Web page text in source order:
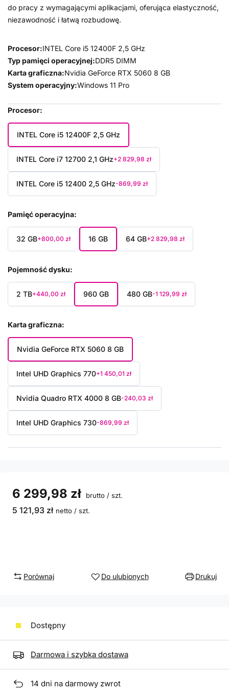
do pracy z wymagającymi aplikacjami, oferująca elastyczność,
niezawodność i łatwą rozbudowę.
Procesor:INTEL Core i5 12400F 2,5 GHz
Typ pamięci operacyjnej:DDR5 DIMM
Karta graficzna:Nvidia GeForce RTX 5060 8 GB
System operacyjny:Windows 11 Pro
Procesor
INTEL Core i5 12400F 2,5 GHz
INTEL Core i7 12700 2,1 GHz+2 829,98 zł
INTEL Core i5 12400 2,5 GHz-869,99 zł
Pamięć operacyjna
32 GB+800,00 zł 16 GB 64 GB+2 829,98 zł
Pojemność dysku
2 TB+440,00 zł 960 GB 480 GB-1 129,99 zł
Karta graficzna
Nvidia GeForce RTX 5060 8 GB
Intel UHD Graphics 770+1 450,01 zł
Nvidia Quadro RTX 4000 8 GB-240,03 zł
Intel UHD Graphics 730-869,99 zł
6 299,98 zł brutto / szt.
5 121,93 zł netto / szt.
Porównaj Do ulubionych Drukuj
Dostępny
Darmowa i szybka dostawa
14 dni na darmowy zwrot